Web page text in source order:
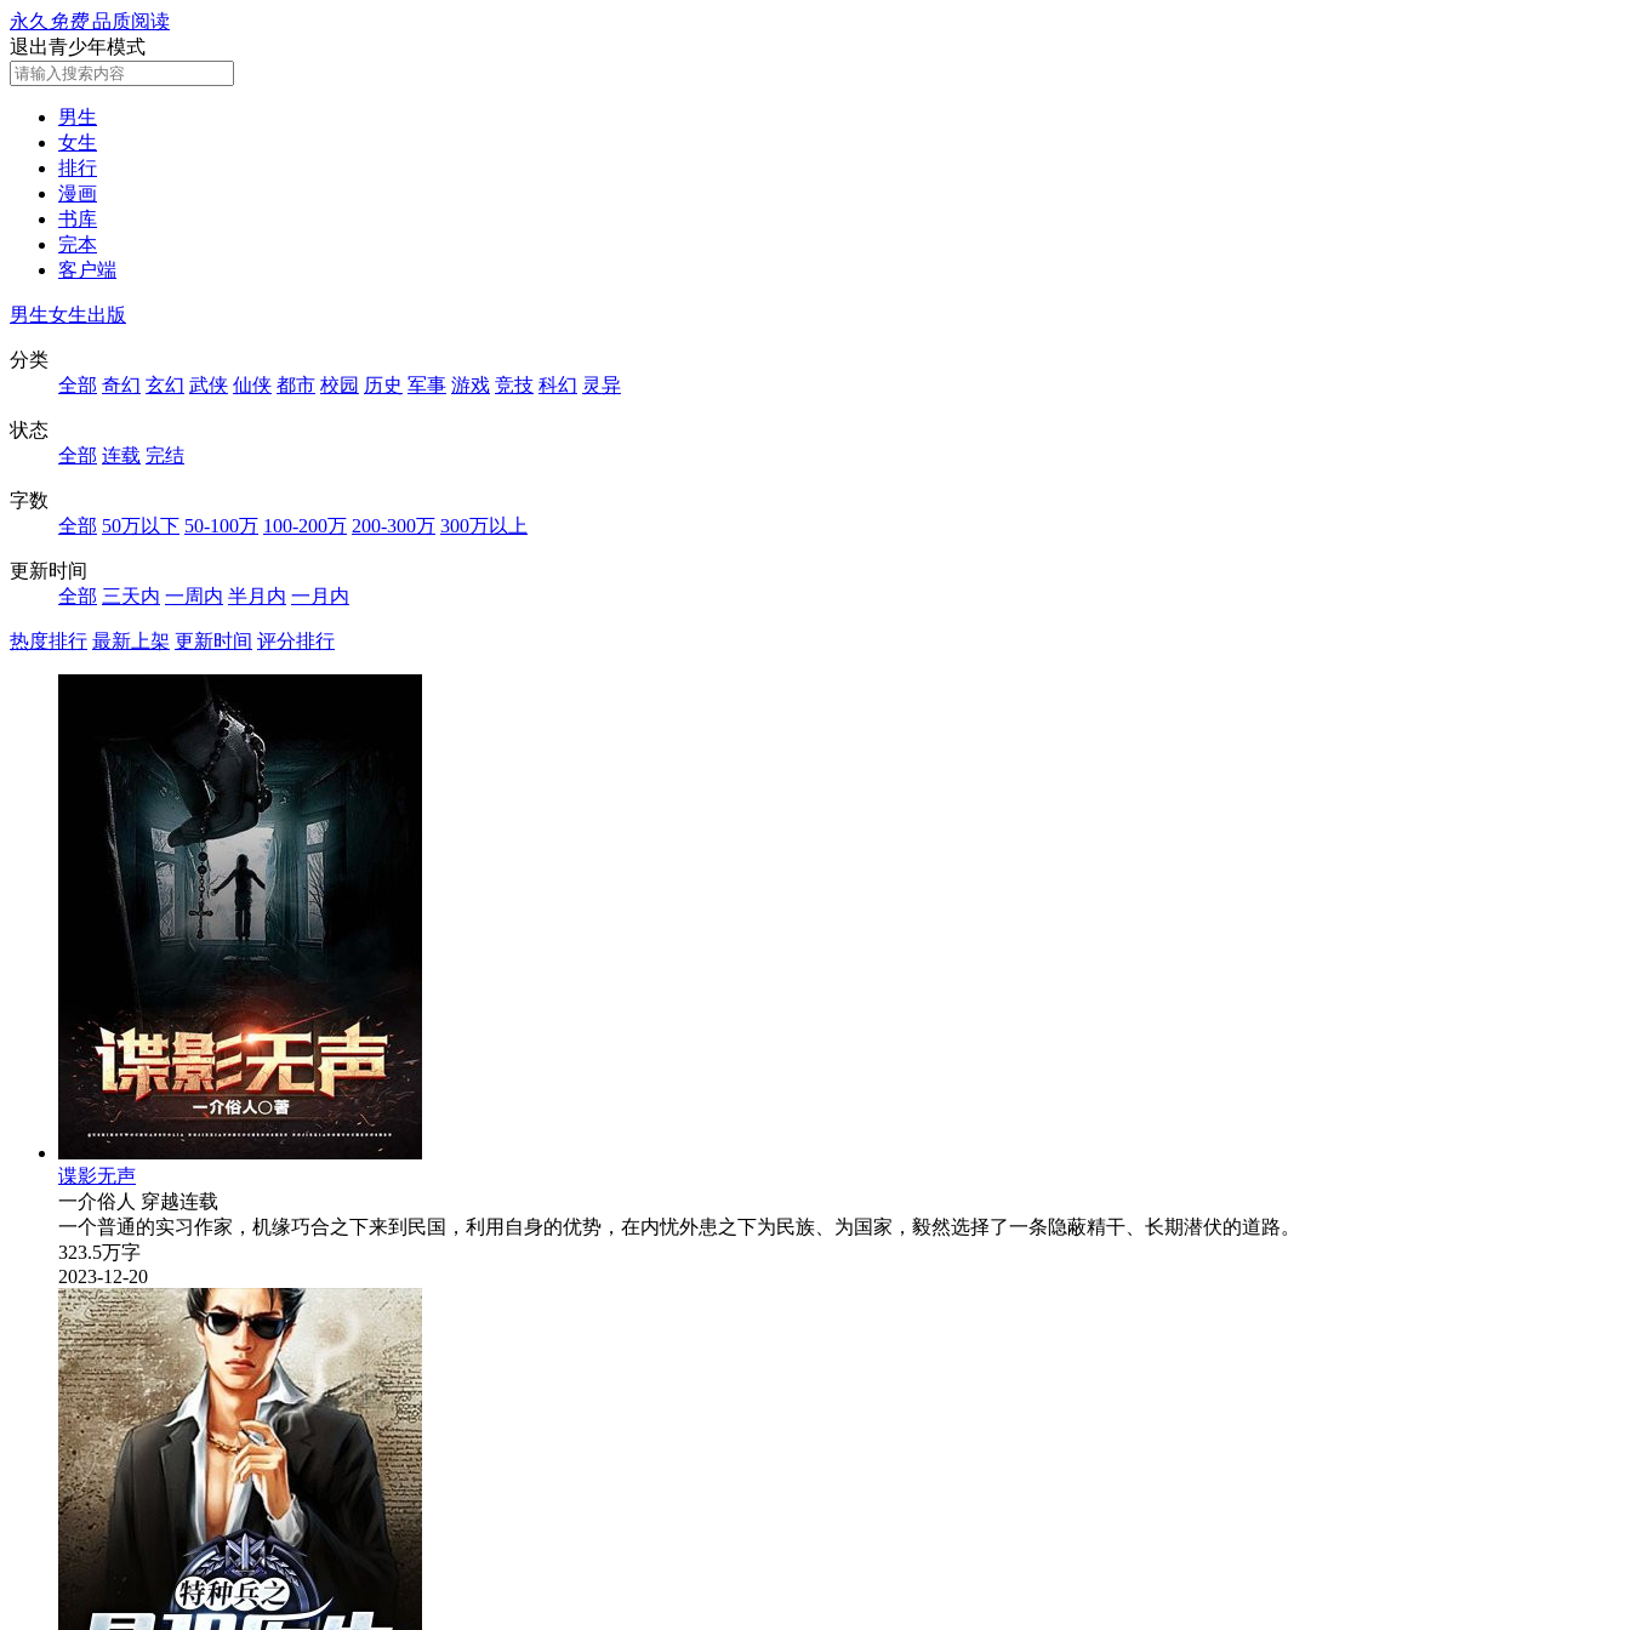
永久 免费品质阅读
退出青少年模式
男生
女生
排行
漫画
书库
完本
客户端
男生女生出版
分类
全部 奇幻 玄幻 武侠 仙侠 都市 校园 历史 军事 游戏 竞技 科幻 灵异
状态
全部 连载 完结
字数
全部 50万以下 50-100万 100-200万 200-300万 300万以上
更新时间
全部 三天内 一周内 半月内 一月内
热度排行 最新上架 更新时间 评分排行
谍影无声
一介俗人 穿越连载
一个普通的实习作家，机缘巧合之下来到民国，利用自身的优势，在内忧外患之下为民族、为国家，毅然选择了一条隐蔽精干、长期潜伏的道路。
323.5万字
2023-12-20